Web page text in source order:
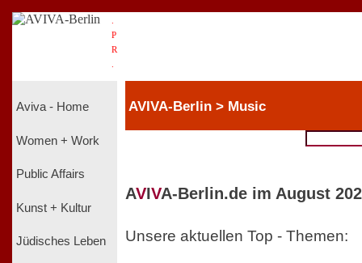
P
R
Aviva - Home
Women + Work
Public Affairs
Kunst + Kultur
Jüdisches Leben
AVIVA-Berlin > Music
AVIVA-Berlin.de im August
Unsere aktuellen Top - Themen: